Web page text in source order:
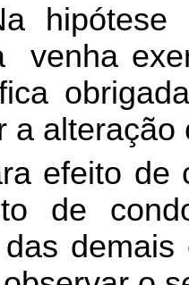
venha
a alteração
efeito de
de